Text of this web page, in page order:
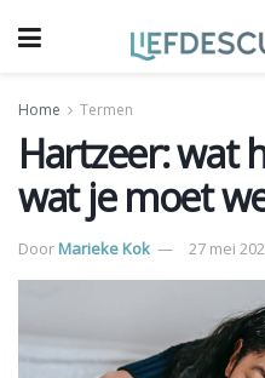
Home Termen
Hartzeer: wat
wat je moet
DoorMarieke Kok 27 mei